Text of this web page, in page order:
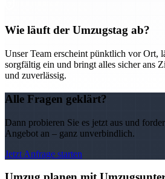
Wie läuft der Umzugstag ab?
Unser Team erscheint pünktlich vor Ort,
sorgfältig ein und bringt alles sicher ans
und zuverlässig.
Alle Fragen geklärt?
Dann probieren Sie es jetzt aus und
Angebot an – ganz unverbindlich.
Jetzt Anfrage starten